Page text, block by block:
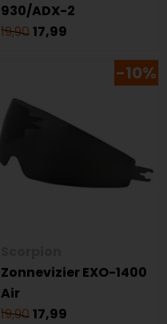
930/ADX-2
19,9017,99
-10%
Zonnevizier EXO-1400
Air
19,9017,99